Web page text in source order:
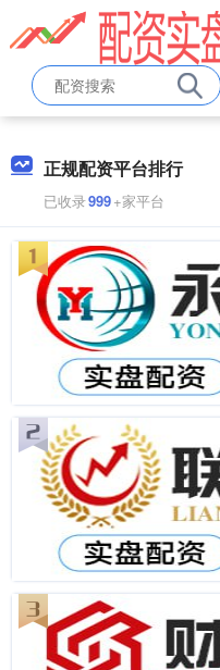
正规配资平台排行
已收录999+家平台